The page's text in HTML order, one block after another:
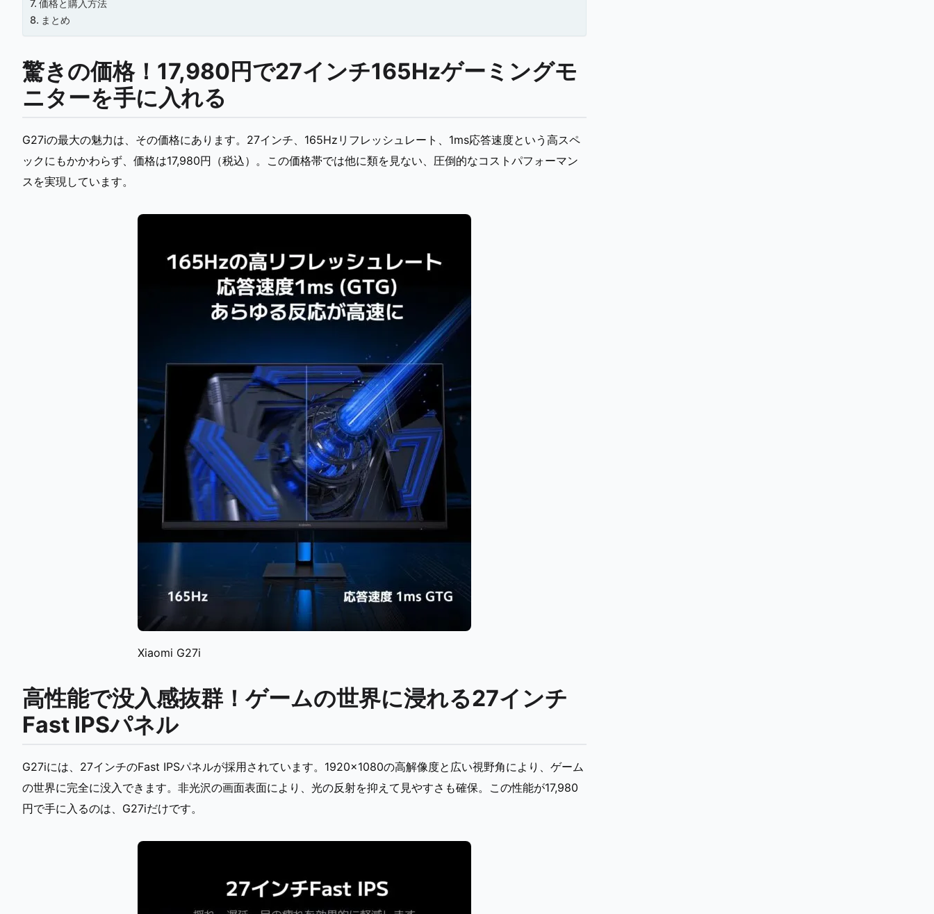
価格と購入方法
まとめ
驚きの価格！17,980円で27インチ165Hzゲーミングモ
ニターを手に入れる
G27iの最大の魅力は、その価格にあります。27インチ、165Hzリフレッシュレート、1ms応答速度という高スペ
ックにもかかわらず、価格は17,980円（税込）。この価格帯では他に類を見ない、圧倒的なコストパフォーマン
スを実現しています。
Xiaomi G27i
高性能で没入感抜群！ゲームの世界に浸れる27インチ
Fast IPSパネル
G27iには、27インチのFast IPSパネルが採用されています。1920×1080の高解像度と広い視野角により、ゲーム
の世界に完全に没入できます。非光沢の画面表面により、光の反射を抑えて見やすさも確保。この性能が17,980
円で手に入るのは、G27iだけです。